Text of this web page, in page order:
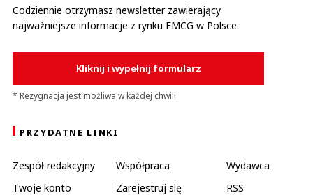
Codziennie otrzymasz newsletter zawierający
najważniejsze informacje z rynku FMCG w Polsce.
Kliknij i wypełnij formularz
* Rezygnacja jest możliwa w każdej chwili.
PRZYDATNE LINKI
Zespół redakcyjny Współpraca
Wydawca
Twoje konto
Zarejestruj się
RSS